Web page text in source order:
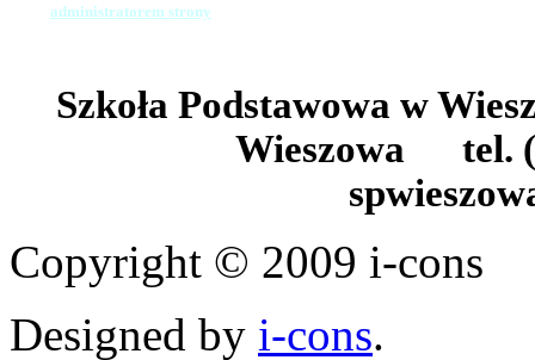
administratorem strony
Szkoła Podstawowa w
Wieszowa tel.
Copyright © 2009 i-cons
Designed by i-cons.